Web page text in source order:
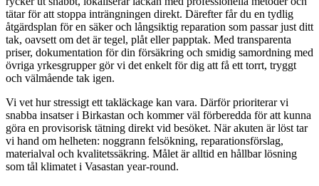
tätar för att stoppa inträngningen direkt. Därefter får du en tydlig
åtgärdsplan för en säker och långsiktig reparation som passar just ditt
tak, oavsett om det är tegel, plåt eller papptak. Med transparenta
priser, dokumentation för din försäkring och smidig samordning med
övriga yrkesgrupper gör vi det enkelt för dig att få ett torrt, tryggt
och välmående tak igen.
Vi vet hur stressigt ett takläckage kan vara. Därför prioriterar vi
snabba insatser i Birkastan och kommer väl förberedda för att kunna
göra en provisorisk tätning direkt vid besöket. När akuten är löst tar
vi hand om helheten: noggrann felsökning, reparationsförslag,
materialval och kvalitetssäkring. Målet är alltid en hållbar lösning
som tål klimatet i Vasastan year‑round.